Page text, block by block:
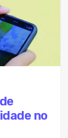
no